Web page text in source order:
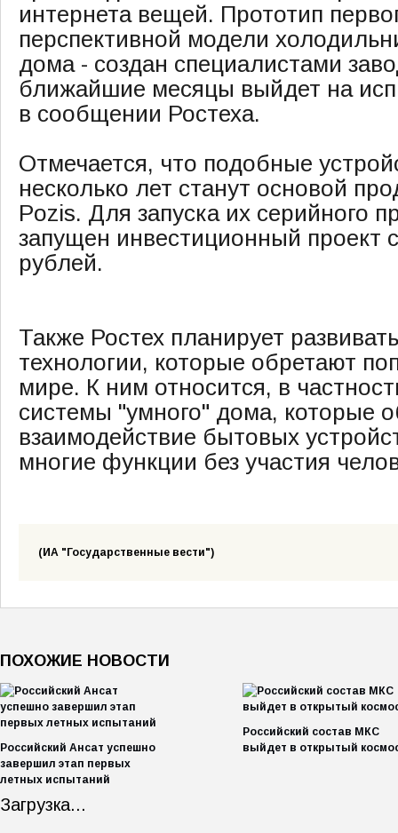
интернета вещей. Прототип
перспективной модели
дома - создан специалистами
ближайшие месяцы выйдет на
в сообщении Ростеха.
Отмечается, что подобные
несколько лет станут основой
Pozis. Для запуска их серийного
запущен инвестиционный проект
рублей.
Также Ростех планирует
технологии, которые обретают
мире. К ним относится, в
системы "умного" дома, которые
взаимодействие бытовых
многие функции без участия
(ИА "Государственные вести")
ПОХОЖИЕ НОВОСТИ
Российский Ансат успешно
завершил этап первых
летных испытаний
Российский состав МКС
выйдет в открытый
Загрузка...